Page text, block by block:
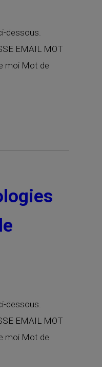
dessous.
EMAIL MOT
moi Mot de
dessous.
EMAIL MOT
moi Mot de